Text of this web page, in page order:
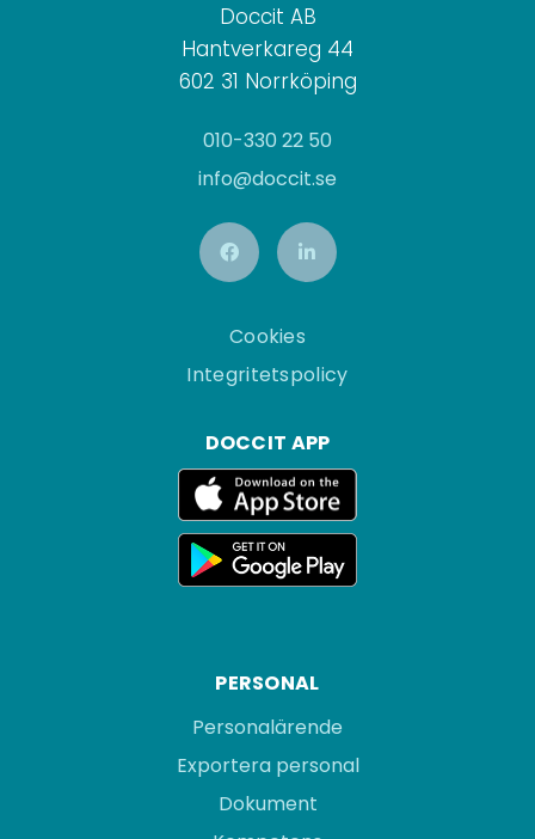
Doccit AB
Hantverkareg 44
602 31 Norrköping
010-330 22 50
info@doccit.se
Cookies
Integritetspolicy
DOCCIT APP
PERSONAL
Personalärende
Exportera personal
Dokument